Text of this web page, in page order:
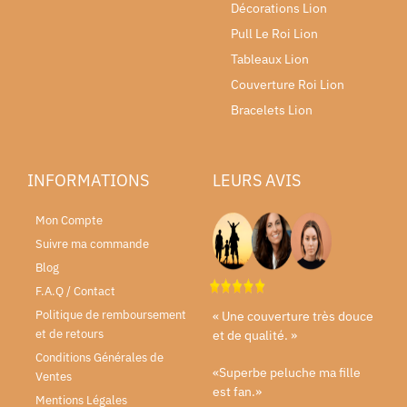
Décorations Lion
Pull Le Roi Lion
Tableaux Lion
Couverture Roi Lion
Bracelets Lion
INFORMATIONS
Mon Compte
Suivre ma commande
Blog
F.A.Q / Contact
Politique de remboursement
et de retours
Conditions Générales de
Ventes
Mentions Légales
LEURS AVIS
« Une couverture très douce
et de qualité. »
«Superbe peluche ma fille
est fan.»